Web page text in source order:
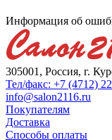
Информация об
305001, Россия, г.
Тел/факс: +7 (4712)
info@salon2116.ru
Покупателям
Доставка
Способы оплаты